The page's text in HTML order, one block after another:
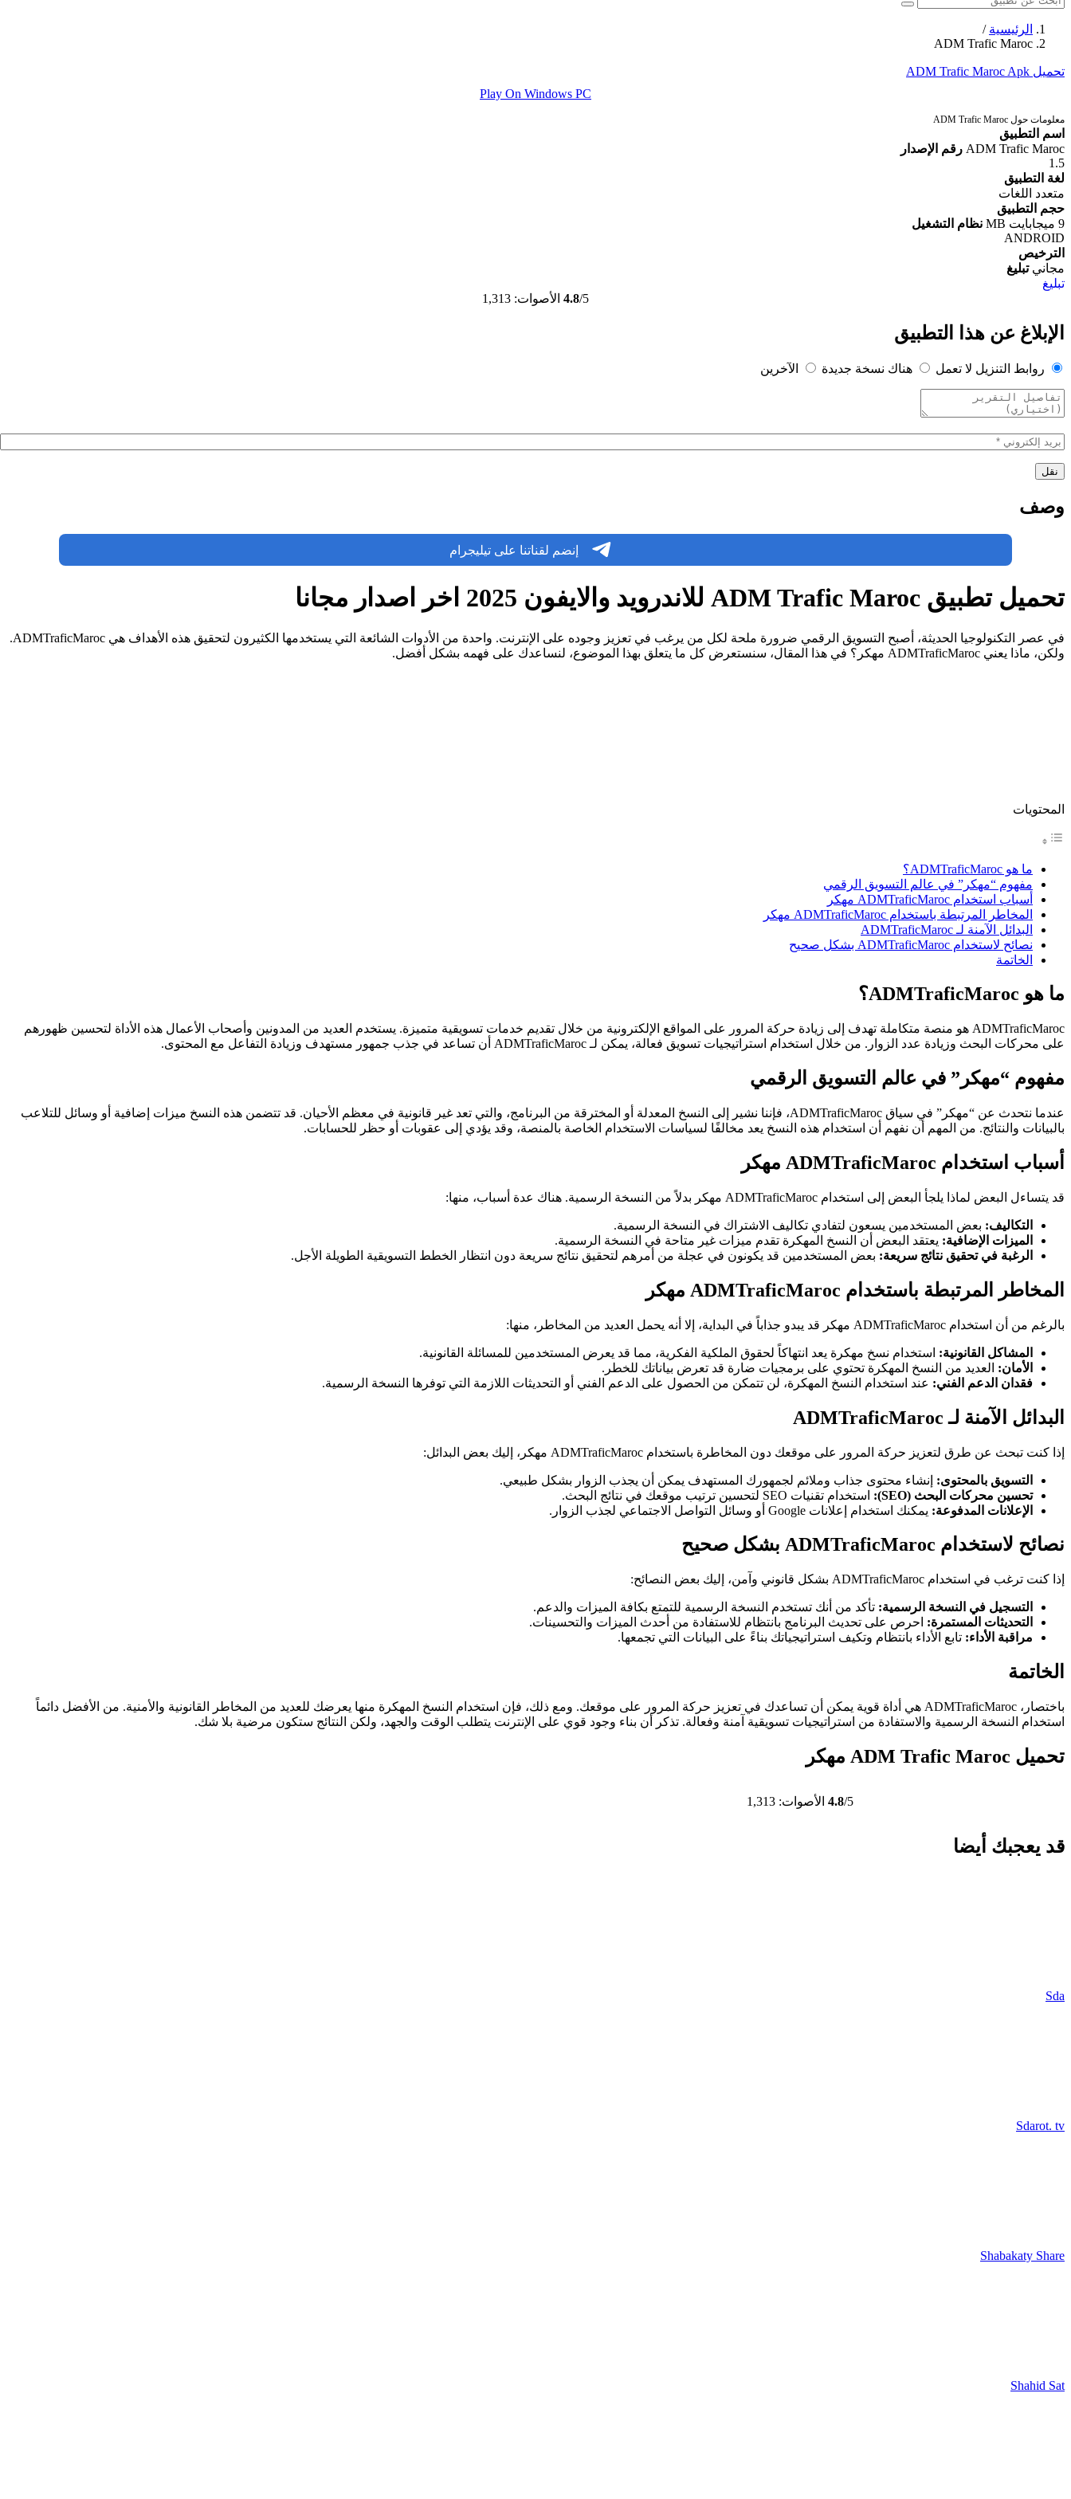
الرئيسية /
ADM Trafic Maroc
تحميل ADM Trafic Maroc Apk
Play On Windows PC
معلومات حول ADM Trafic Maroc
اسم التطبيق
ADM Trafic Maroc رقم الإصدار
1.5
لغة التطبيق
متعدد اللغات
حجم التطبيق
9 ميجابايت MB
نظام التشغيل
ANDROID
الترخيص
مجاني تبليغ
تبليغ
4.8/5 الأصوات: 1,313
الإبلاغ عن هذا التطبيق
روابط التنزيل لا تعمل هناك نسخة جديدة الآخرين
وصف
إنضم لقناتنا على تيليجرام
تحميل تطبيق ADM Trafic Maroc للاندرويد والايفون 2025 اخر اصدار مجانا
في عصر التكنولوجيا الحديثة، أصبح التسويق الرقمي ضرورة ملحة لكل من يرغب في تعزيز وجوده على الإنترنت. واحدة من الأدوات الشائعة التي يستخدمها الكثيرون لتحقيق هذه الأهداف هي ADMTraficMaroc.
ولكن، ماذا يعني ADMTraficMaroc مهكر؟ في هذا المقال، سنستعرض كل ما يتعلق بهذا الموضوع، لنساعدك على فهمه بشكل أفضل.
المحتويات
ما هو ADMTraficMaroc؟
مفهوم “مهكر” في عالم التسويق الرقمي
أسباب استخدام ADMTraficMaroc مهكر
المخاطر المرتبطة باستخدام ADMTraficMaroc مهكر
البدائل الآمنة لـ ADMTraficMaroc
نصائح لاستخدام ADMTraficMaroc بشكل صحيح
الخاتمة
ما هو ADMTraficMaroc؟
ADMTraficMaroc هو منصة متكاملة تهدف إلى زيادة حركة المرور على المواقع الإلكترونية من خلال تقديم خدمات تسويقية متميزة. يستخدم العديد من المدونين وأصحاب الأعمال هذه الأداة لتحسين ظهورهم
على محركات البحث وزيادة عدد الزوار. من خلال استخدام استراتيجيات تسويق فعالة، يمكن لـ ADMTraficMaroc أن تساعد في جذب جمهور مستهدف وزيادة التفاعل مع المحتوى.
مفهوم “مهكر” في عالم التسويق الرقمي
عندما نتحدث عن “مهكر” في سياق ADMTraficMaroc، فإننا نشير إلى النسخ المعدلة أو المخترقة من البرنامج، والتي تعد غير قانونية في معظم الأحيان. قد تتضمن هذه النسخ ميزات إضافية أو وسائل للتلاعب
بالبيانات والنتائج. من المهم أن نفهم أن استخدام هذه النسخ يعد مخالفًا لسياسات الاستخدام الخاصة بالمنصة، وقد يؤدي إلى عقوبات أو حظر للحسابات.
أسباب استخدام ADMTraficMaroc مهكر
قد يتساءل البعض لماذا يلجأ البعض إلى استخدام ADMTraficMaroc مهكر بدلاً من النسخة الرسمية. هناك عدة أسباب، منها:
التكاليف: بعض المستخدمين يسعون لتفادي تكاليف الاشتراك في النسخة الرسمية.
الميزات الإضافية: يعتقد البعض أن النسخ المهكرة تقدم ميزات غير متاحة في النسخة الرسمية.
الرغبة في تحقيق نتائج سريعة: بعض المستخدمين قد يكونون في عجلة من أمرهم لتحقيق نتائج سريعة دون انتظار الخطط التسويقية الطويلة الأجل.
المخاطر المرتبطة باستخدام ADMTraficMaroc مهكر
بالرغم من أن استخدام ADMTraficMaroc مهكر قد يبدو جذاباً في البداية، إلا أنه يحمل العديد من المخاطر، منها:
المشاكل القانونية: استخدام نسخ مهكرة يعد انتهاكاً لحقوق الملكية الفكرية، مما قد يعرض المستخدمين للمسائلة القانونية.
الأمان: العديد من النسخ المهكرة تحتوي على برمجيات ضارة قد تعرض بياناتك للخطر.
فقدان الدعم الفني: عند استخدام النسخ المهكرة، لن تتمكن من الحصول على الدعم الفني أو التحديثات اللازمة التي توفرها النسخة الرسمية.
البدائل الآمنة لـ ADMTraficMaroc
إذا كنت تبحث عن طرق لتعزيز حركة المرور على موقعك دون المخاطرة باستخدام ADMTraficMaroc مهكر، إليك بعض البدائل:
التسويق بالمحتوى: إنشاء محتوى جذاب وملائم لجمهورك المستهدف يمكن أن يجذب الزوار بشكل طبيعي.
تحسين محركات البحث (SEO):
استخدام تقنيات SEO لتحسين ترتيب موقعك في نتائج البحث.
الإعلانات المدفوعة: يمكنك استخدام إعلانات Google أو وسائل التواصل الاجتماعي لجذب الزوار.
نصائح لاستخدام ADMTraficMaroc بشكل صحيح
إذا كنت ترغب في استخدام ADMTraficMaroc بشكل قانوني وآمن، إليك بعض النصائح:
التسجيل في النسخة الرسمية: تأكد من أنك تستخدم النسخة الرسمية للتمتع بكافة الميزات والدعم.
التحديثات المستمرة: احرص على تحديث البرنامج بانتظام للاستفادة من أحدث الميزات والتحسينات.
مراقبة الأداء: تابع الأداء بانتظام وتكيف استراتيجياتك بناءً على البيانات التي تجمعها.
الخاتمة
باختصار، ADMTraficMaroc هي أداة قوية يمكن أن تساعدك في تعزيز حركة المرور على موقعك. ومع ذلك، فإن استخدام النسخ المهكرة منها يعرضك للعديد من المخاطر القانونية والأمنية. من الأفضل دائماً
استخدام النسخة الرسمية والاستفادة من استراتيجيات تسويقية آمنة وفعالة. تذكر أن بناء وجود قوي على الإنترنت يتطلب الوقت والجهد، ولكن النتائج ستكون مرضية بلا شك.
تحميل ADM Trafic Maroc مهكر
4.8/5 الأصوات: 1,313
قد يعجبك أيضا
Sda
Sdarot. tv
Shabakaty Share
Shahid Sat